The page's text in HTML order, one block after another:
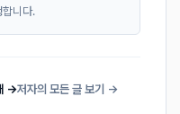
니다.
→저자의 모든 글 보기 →